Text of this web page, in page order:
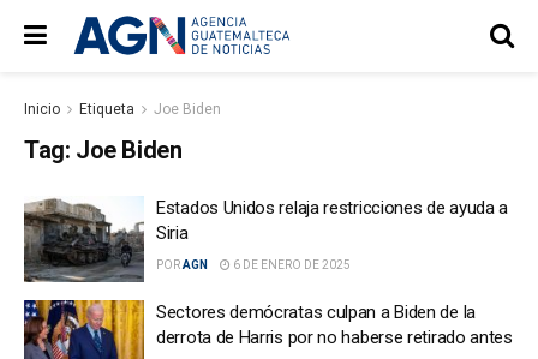
Inicio Etiqueta Joe Biden
Tag: Joe Biden
Estados Unidos relaja restricciones de ayuda a
Siria
PORAGN 6 DE ENERO DE 2025
Sectores demócratas culpan a Biden de la
derrota de Harris por no haberse retirado antes